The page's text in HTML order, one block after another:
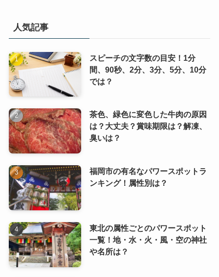
人気記事
スピーチの文字数の目安！1分
間、90秒、2分、3分、5分、10分
では？
茶色、緑色に変色した牛肉の原因
は？大丈夫？賞味期限は？解凍、
臭いは？
福岡市の有名なパワースポットラ
ンキング！属性別は？
東北の属性ごとのパワースポット
一覧！地・水・火・風・空の神社
や名所は？